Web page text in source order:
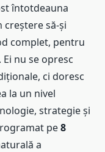
întotdeauna
creștere să-și
complet, pentru
nu se opresc
ci doresc
la un nivel
strategie și
pe8
a